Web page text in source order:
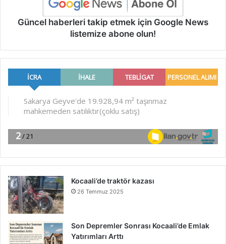
Güncel haberleri takip etmek için Google News
listemize abone olun!
Kocaali’de traktör kazası
26 Temmuz 2025
Son Depremler Sonrası Kocaali’de Emlak
Yatırımları Arttı